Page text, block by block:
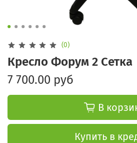
(0)
Кресло Форум 2 Сетка
7 700.00 руб
В
Купить в